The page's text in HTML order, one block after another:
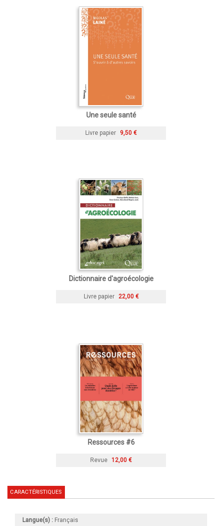
Une seule santé
Livre papier 9,50 €
Dictionnaire d'agroécologie
Livre papier 22,00 €
Ressources #6
Revue 12,00 €
CARACTÉRISTIQUES
Langue(s) : Français